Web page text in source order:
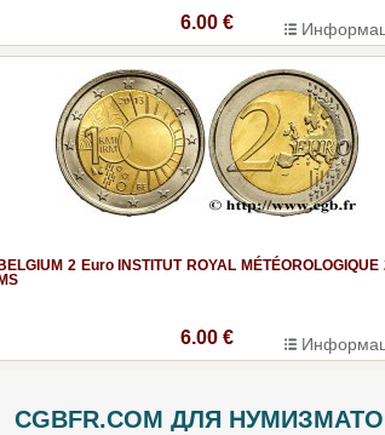
6.00 €
2 Euro INSTITUT ROYAL MÉTÉOROLOGIQUE
6.00 €
CGBFR.COM ДЛЯ